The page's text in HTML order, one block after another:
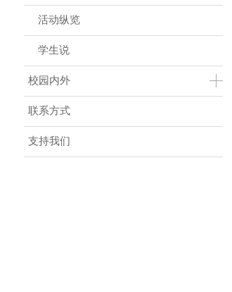
活动纵览
学生说
校园内外
联系方式
支持我们